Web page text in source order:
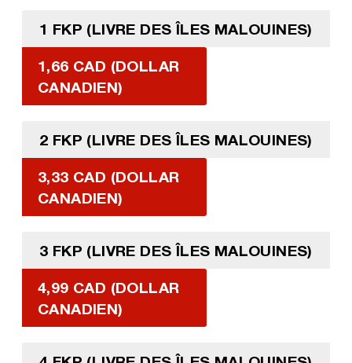
1 FKP (LIVRE DES ÎLES MALOUINES)
1,66 CAD (DOLLAR
CANADIEN)
2 FKP (LIVRE DES ÎLES MALOUINES)
3,33 CAD (DOLLAR
CANADIEN)
3 FKP (LIVRE DES ÎLES MALOUINES)
4,99 CAD (DOLLAR
CANADIEN)